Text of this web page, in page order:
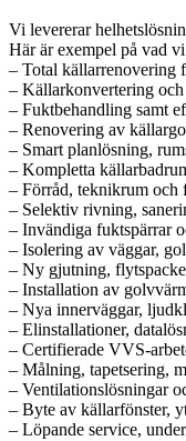
Vi levererar
Här är exempel på vad
– Total källarrenovering
– Källarkonvertering
– Fuktbehandling samt
– Renovering av
– Smart planlösning,
– Kompletta
– Förråd, teknikrum och
– Selektiv rivning,
– Invändiga fuktspärrar
– Isolering av väggar,
– Ny gjutning,
– Installation av
– Nya innerväggar,
– Elinstallationer,
– Certifierade VVS-
– Målning, tapetsering,
– Ventilationslösningar
– Byte av källarfönster,
– Löpande service,